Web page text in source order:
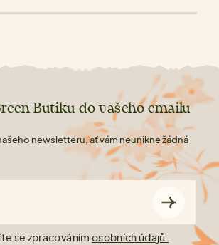
Butiku do vašeho emailu
newsletteru, ať vám neunikne žádná
se zpracováním osobních údajů.